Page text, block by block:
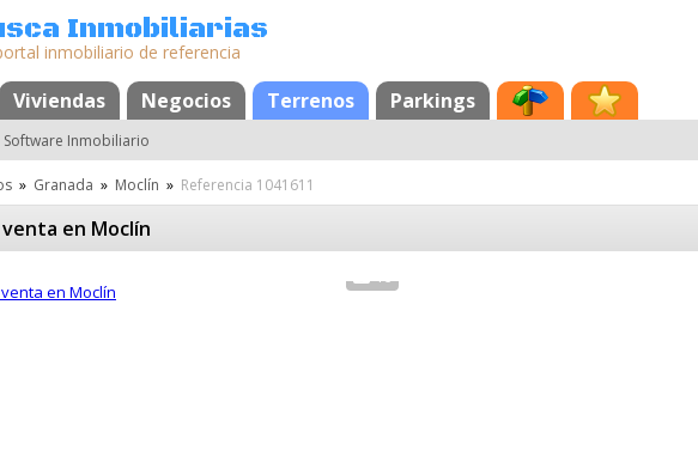
Inmobiliarias
inmobiliario de referencia
Viviendas Negocios Terrenos Parkings
Software Inmobiliario
» Granada » Moclín » Referencia 1041611
en Moclín
16